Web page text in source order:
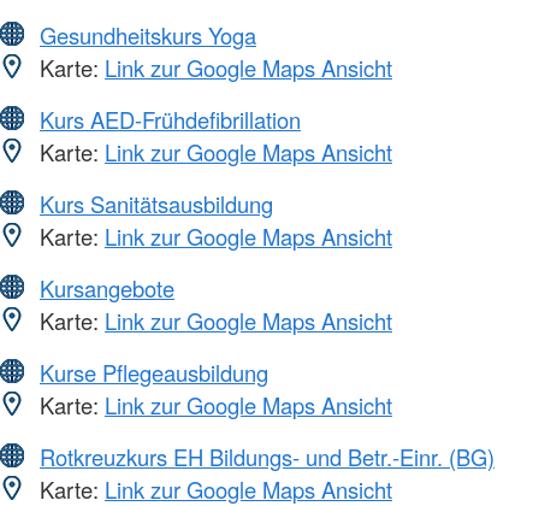
Gesundheitskurs Yoga
Karte: Link zur Google Maps Ansicht
Kurs AED-Frühdefibrillation
Karte: Link zur Google Maps Ansicht
Kurs Sanitätsausbildung
Karte: Link zur Google Maps Ansicht
Kursangebote
Karte: Link zur Google Maps Ansicht
Kurse Pflegeausbildung
Karte: Link zur Google Maps Ansicht
Rotkreuzkurs EH Bildungs- und Betr.-Einr. (BG)
Karte: Link zur Google Maps Ansicht